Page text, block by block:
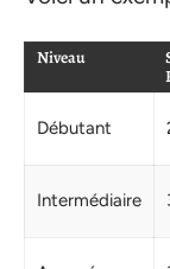
Niveau
Débutant
Intermédiaire